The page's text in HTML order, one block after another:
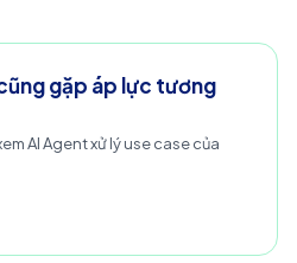
gặp áp lực tương
AI Agent xử lý use case của